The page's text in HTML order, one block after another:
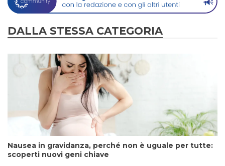
DALLA STESSA CATEGORIA
Nausea in gravidanza, perché non è uguale per tutte:
scoperti nuovi geni chiave